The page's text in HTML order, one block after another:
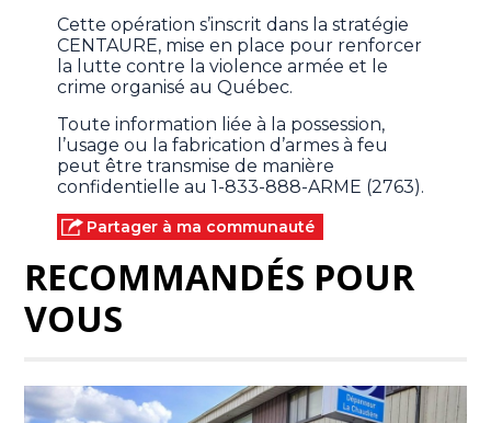
Cette opération s’inscrit dans la stratégie
CENTAURE, mise en place pour renforcer
la lutte contre la violence armée et le
crime organisé au Québec.
Toute information liée à la possession,
l’usage ou la fabrication d’armes à feu
peut être transmise de manière
confidentielle au 1-833-888-ARME (2763).
Partager à ma communauté
RECOMMANDÉS POUR
VOUS